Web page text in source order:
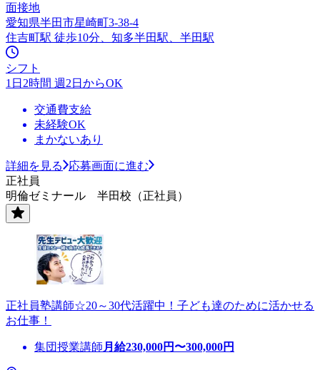
面接地
愛知県半田市星崎町3-38-4
住吉町駅 徒歩10分、知多半田駅、半田駅
シフト
1日2時間 週2日からOK
交通費支給
未経験OK
まかないあり
詳細を見る
応募画面に進む
正社員
明倫ゼミナール 半田校（正社員）
正社員塾講師☆20～30代活躍中！子ども達のために活かせる
お仕事！
集団授業講師 月給230,000円〜300,000円